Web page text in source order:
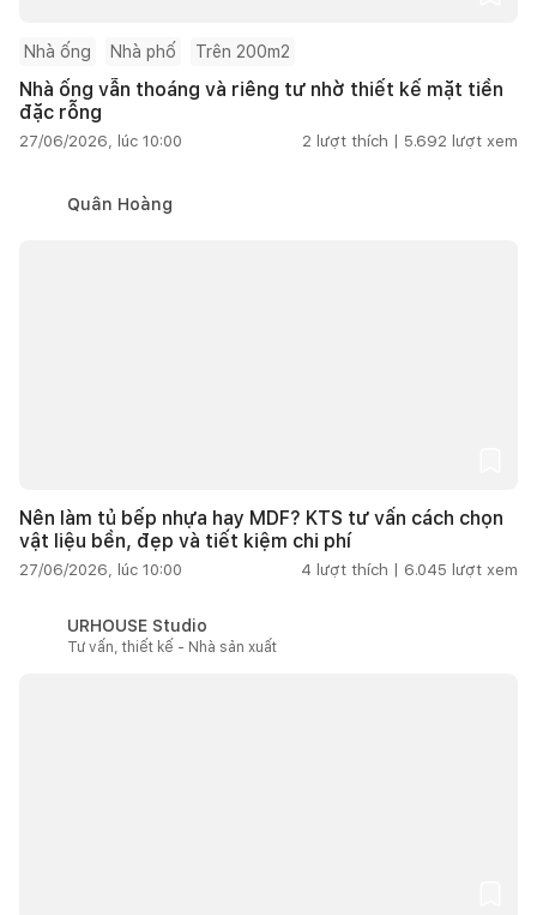
Nhà ống Nhà phố Trên 200m2
Nhà ống vẫn thoáng và riêng tư nhờ thiết kế mặt tiền
đặc rỗng
27/06/2026, lúc 10:00 2 lượt thích | 5.692 lượt xem
Quân Hoàng
Nên làm tủ bếp nhựa hay MDF? KTS tư vấn cách chọn
vật liệu bền, đẹp và tiết kiệm chi phí
27/06/2026, lúc 10:00 4 lượt thích | 6.045 lượt xem
URHOUSE Studio
Tư vấn, thiết kế - Nhà sản xuất